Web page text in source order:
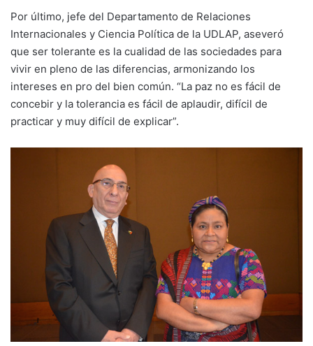
Por último, jefe del Departamento de Relaciones
Internacionales y Ciencia Política de la UDLAP, aseveró
que ser tolerante es la cualidad de las sociedades para
vivir en pleno de las diferencias, armonizando los
intereses en pro del bien común. “La paz no es fácil de
concebir y la tolerancia es fácil de aplaudir, difícil de
practicar y muy difícil de explicar”.